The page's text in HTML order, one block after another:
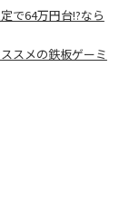
で64万円台!?なら
スメの鉄板ゲーミ